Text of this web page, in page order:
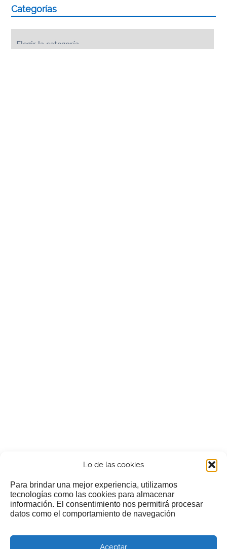
Lo de las cookies
Para brindar una mejor experiencia, utilizamos
tecnologías como las cookies para almacenar
información. El consentimiento nos permitirá procesar
datos como el comportamiento de navegación
Aceptar
Categorías
¿Nos invitas a un cafecillo?
Si te gusta nuestra web puedes echar limosna a estos